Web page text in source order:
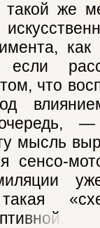
такой же
если
что
—
мысль
сенсо-